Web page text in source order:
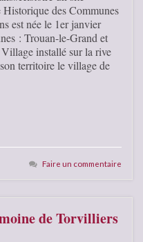
des Communes
est née le 1er janvier
: Trouan-le-Grand et
installé sur la rive
territoire le village de
Faire un commentaire
de Torvilliers